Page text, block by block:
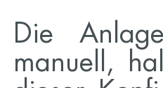
Die
manuell,